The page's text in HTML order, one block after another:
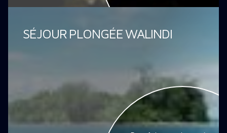
SÉJOUR PLONGÉE WALINDI